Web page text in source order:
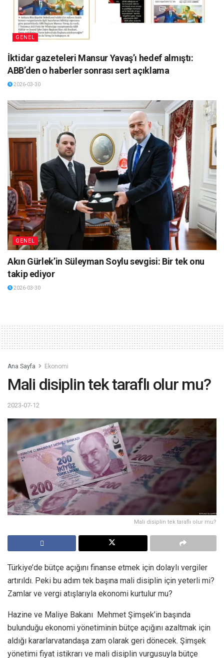
GENEL
İktidar gazeteleri Mansur Yavaş’ı hedef almıştı:
ABB’den o haberler sonrası sert açıklama
2026-03-30
GENEL
Akın Gürlek’in Süleyman Soylu sevgisi: Bir tek onu
takip ediyor
2026-03-30
Ana Sayfa Ekonomi
Mali disiplin tek taraflı olur mu?
2023-07-12
Mali disiplin tek taraflı olur mu?
Türkiye’de bütçe açığını finanse etmek için dolaylı vergiler
artırıldı. Peki bu adım tek başına mali disiplin için yeterli mi?
Zamlar ve vergi atışlarıyla ekonomi kurtulur mu?
Hazine ve Maliye Bakanı Mehmet Şimşek’in başında
bulunduğu ekonomi yönetiminin bütçe açığını azaltmak için
aldığı kararlarvatandaşa zam olarak geri dönecek. Şimşek
yönetimi fiyat istikrarı ve mali disiplin vurgusuyla bütçe